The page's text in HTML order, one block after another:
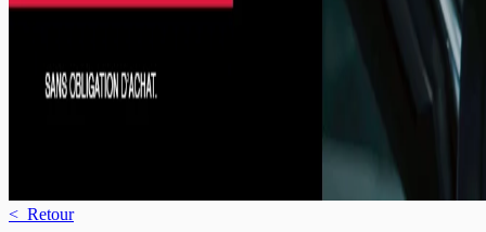
< Retour